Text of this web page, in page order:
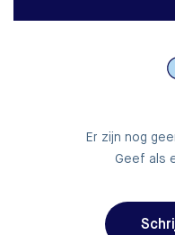
Er zijn nog
Geef als